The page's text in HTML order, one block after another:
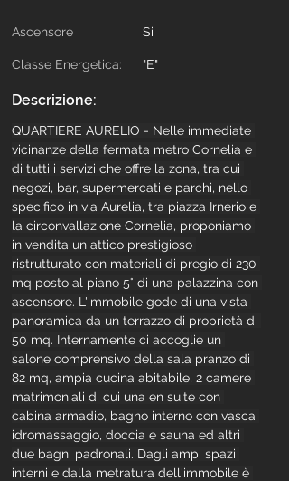
Si
Ascensore
Classe Energetica: "E"
Descrizione:
QUARTIERE AURELIO - Nelle immediate
vicinanze della fermata metro Cornelia e
di tutti i servizi che offre la zona, tra cui
negozi, bar, supermercati e parchi, nello
specifico in via Aurelia, tra piazza Irnerio e
la circonvallazione Cornelia, proponiamo
in vendita un attico prestigioso
ristrutturato con materiali di pregio di 230
mq posto al piano 5° di una palazzina con
ascensore. L'immobile gode di una vista
panoramica da un terrazzo di proprietà di
50 mq. Internamente ci accoglie un
salone comprensivo della sala pranzo di
82 mq, ampia cucina abitabile, 2 camere
matrimoniali di cui una en suite con
cabina armadio, bagno interno con vasca
idromassaggio, doccia e sauna ed altri
due bagni padronali. Dagli ampi spazi
interni e dalla metratura dell'immobile è